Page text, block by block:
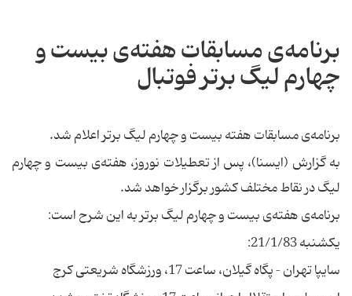
برنامه‌ی مسابقات هفته‌ی بیست و
چهارم لیگ برتر فوتبال
برنامه‌ی مسابقات هفته بیست و چهارم لیگ برتر اعلام شد.
به گزارش (ایسنا)، پس از تعطیلات نوروز، هفته‌ی بیست و چهارم
لیگ در نقاط مختلف كشور برگزار خواهد شد.
برنامه‌ی هفته‌ی بیست و چهارم لیگ برتر به این شرح است:
یكشنبه ‌21/1/83:
سایپا تهران – پگاه گیلان، ساعت ‌17، ورزشگاه شریعتی كرج